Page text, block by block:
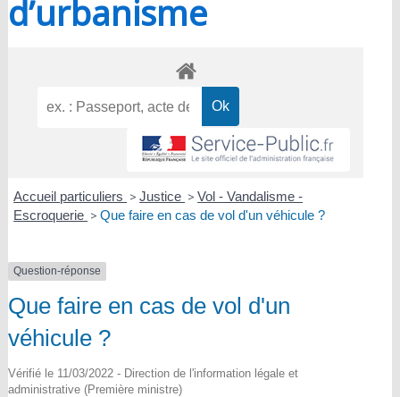
d’urbanisme
Accueil particuliers > Justice > Vol - Vandalisme -
Escroquerie > Que faire en cas de vol d'un véhicule ?
Question-réponse
Que faire en cas de vol d'un
véhicule ?
Vérifié le 11/03/2022 - Direction de l'information légale et
administrative (Première ministre)